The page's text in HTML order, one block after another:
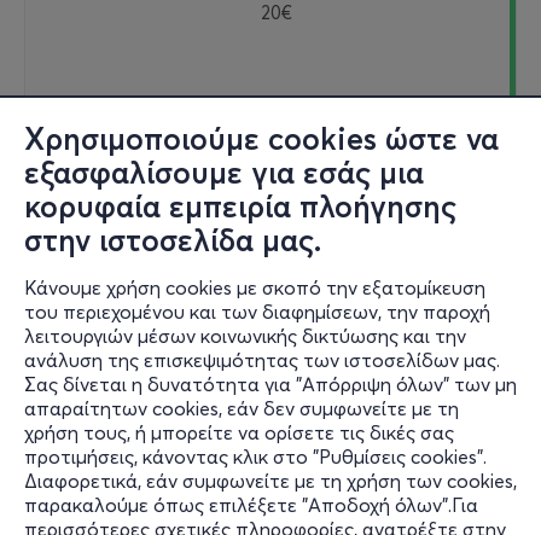
Χρησιμοποιούμε cookies ώστε να
εξασφαλίσουμε για εσάς μια
κορυφαία εμπειρία πλοήγησης
στην ιστοσελίδα μας.
Κάνουμε χρήση cookies με σκοπό την εξατομίκευση
του περιεχομένου και των διαφημίσεων, την παροχή
λειτουργιών μέσων κοινωνικής δικτύωσης και την
ανάλυση της επισκεψιμότητας των ιστοσελίδων μας.
Σας δίνεται η δυνατότητα για "Απόρριψη όλων" των μη
απαραίτητων cookies, εάν δεν συμφωνείτε με τη
χρήση τους, ή μπορείτε να ορίσετε τις δικές σας
προτιμήσεις, κάνοντας κλικ στο "Ρυθμίσεις cookies".
Διαφορετικά, εάν συμφωνείτε με τη χρήση των cookies,
παρακαλούμε όπως επιλέξετε "Αποδοχή όλων".Για
περισσότερες σχετικές πληροφορίες, ανατρέξτε στην
20€
Τετ, 9/9
21:00
ΑΝΤΙΓΟΝΗ 2ος χρόνος
Δημοτικό Θέατρο Λυκαβηττού - Λυκαβηττός, Αττική
από 20€